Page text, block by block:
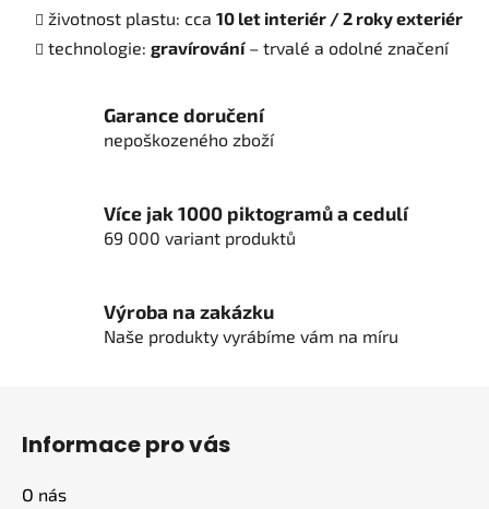
životnost plastu: cca 10 let interiér / 2 roky exteriér
technologie: gravírování– trvalé a odolné značení
Garance doručení
nepoškozeného zboží
Více jak 1000 piktogramů a cedulí
69 000 variant produktů
Výroba na zakázku
Naše produkty vyrábíme vám na míru
Informace pro vás
O nás